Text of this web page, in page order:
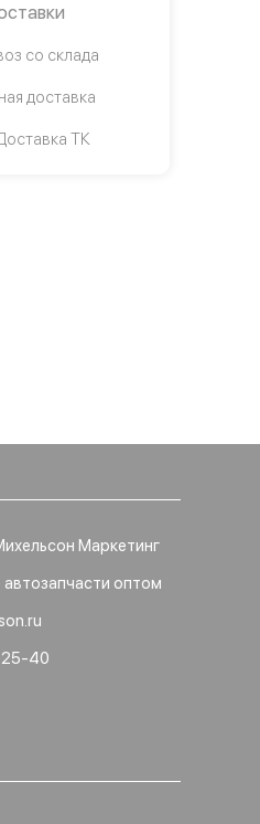
со склада
доставка
ТК
Маркетинг
оптом
40